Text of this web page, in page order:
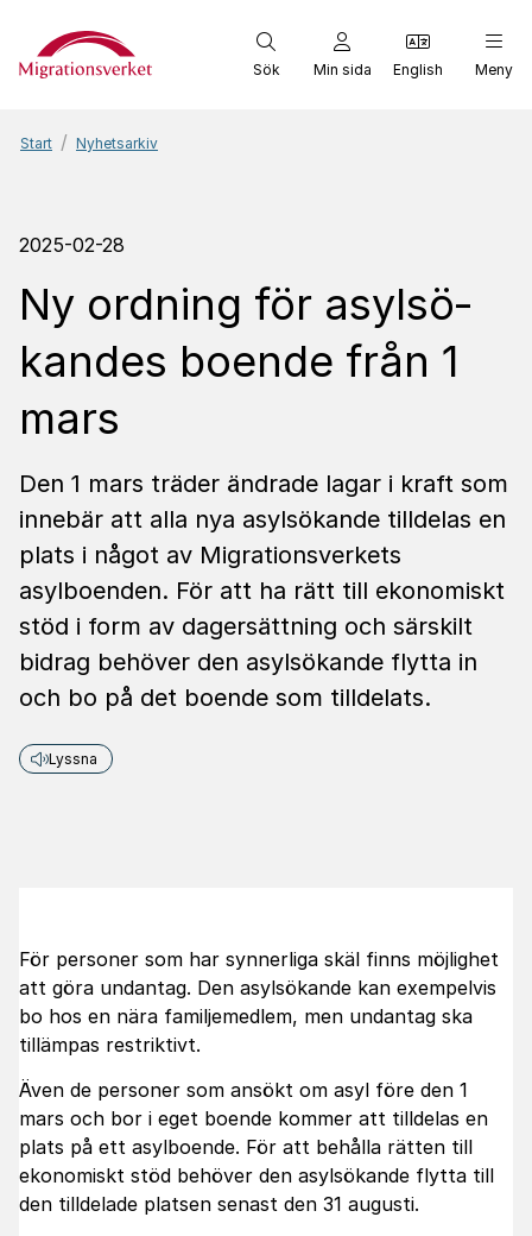
Start
Sök Min sida English Meny
Start Nyhetsarkiv
2025-02-28
Ny ordning för asyl­sö­
kandes boende från 1
mars
Den 1 mars träder ändrade lagar i kraft som
innebär att alla nya asylsökande tilldelas en
plats i något av Migrationsverkets
asylboenden. För att ha rätt till ekonomiskt
stöd i form av dagersättning och särskilt
bidrag behöver den asylsökande flytta in
och bo på det boende som tilldelats.
Lyssna
För personer som har synnerliga skäl finns möjlighet
att göra undantag. Den asylsökande kan exempelvis
bo hos en nära familjemedlem, men undantag ska
tillämpas restriktivt.
Även de personer som ansökt om asyl före den 1
mars och bor i eget boende kommer att tilldelas en
plats på ett asylboende. För att behålla rätten till
ekonomiskt stöd behöver den asylsökande flytta till
den tilldelade platsen senast den 31 augusti.